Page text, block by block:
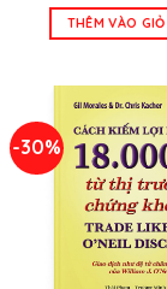
là:
THÊM VÀO
-30%